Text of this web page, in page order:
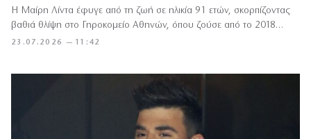
23.07.2026 — 11:42
Η Μαίρη Λίντα έφυγε από τη ζωή σε ηλικία 91 ετών, σκορπίζοντας
βαθιά θλίψη στο Γηροκομείο Αθηνών, όπου ζούσε από το 2018…